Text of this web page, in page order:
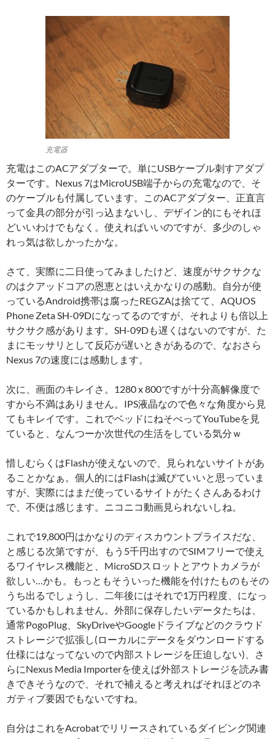
充電器
充電はこのACアダプターで。単にUSBケーブル刺すアダプ
ターです。Nexus 7はMicroUSB端子からの充電なので、そ
のケーブルも付属しています。このACアダプター、正直言
って金具の部分が引っ込まないし、デザイン的にもそれほ
どいいわけでもなく。使えればいいのですが、多少のしゃ
れっ気は欲しかったかな。
さて、実際に二日使ってみましたけど、速度がサクサクな
のはクアッドコアの恩恵とはいえかなりの感動。自分が使
っているAndroid携帯は腐ったREGZAは捨てて、AQUOS
Phone Zeta SH-09Dになってるのですが、それよりも倍以上
サクサク感があります。SH-09Dも遅くはないのですが、た
まにモッサリとして反応が遅いときがあるので、なおさら
Nexus 7の速度には感動します。
次に、画面のキレイさ。1280 x 800ですが十分高解像度で
すから不満はありません。IPS液晶なので色々な角度から見
てもキレイです。これでベッドにねそべってYouTubeを見
ていると、なんつーか次世代の生活をしている気分ｗ
惜しむらくはFlashが使えないので、見られないサイトがあ
ることかなぁ。個人的にはFlashは滅びていいと思っていま
すが、実際にはまだ使っているサイトがたくさんあるわけ
で、不便は感じます。ニコニコ動画見られないしね。
これで19,800円はかなりのディスカウントプライスだな、
と感じる次第ですが、もう5千円出すのでSIMフリーで使え
るワイヤレス機能と、MicroSDスロットとアウトカメラが
欲しい…かも。もっともそういった機能を付けたものもその
うち出るでしょうし、二年後にはそれで1万円程度、になっ
ているかもしれません。外部に保存したいデータたちは、
通常PogoPlug、SkyDriveやGoogleドライブなどのクラウド
ストレージで拡張し(ローカルにデータをダウンロードする
仕様にはなってないので内部ストレージを圧迫しない)、さ
らにNexus Media Importerを使えば外部ストレージを読み書
きできそうなので、それで補えると考えればそれほどのネ
ガティブ要因でもないですね。
自分はこれをAcrobatでリリースされているダイビング関連